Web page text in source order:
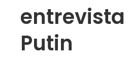
Putin